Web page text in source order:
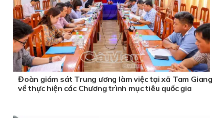
Đoàn giám sát Trung ương làm việc tại xã Tam Giang
về thực hiện các Chương trình mục tiêu quốc gia